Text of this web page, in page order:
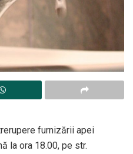
furnizării apei
la ora 18.00, pe str.